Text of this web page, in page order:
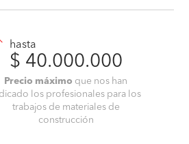
hasta
$ 40.000.000
Precio máximo que nos han
los profesionales para los
trabajos de materiales de
construcción